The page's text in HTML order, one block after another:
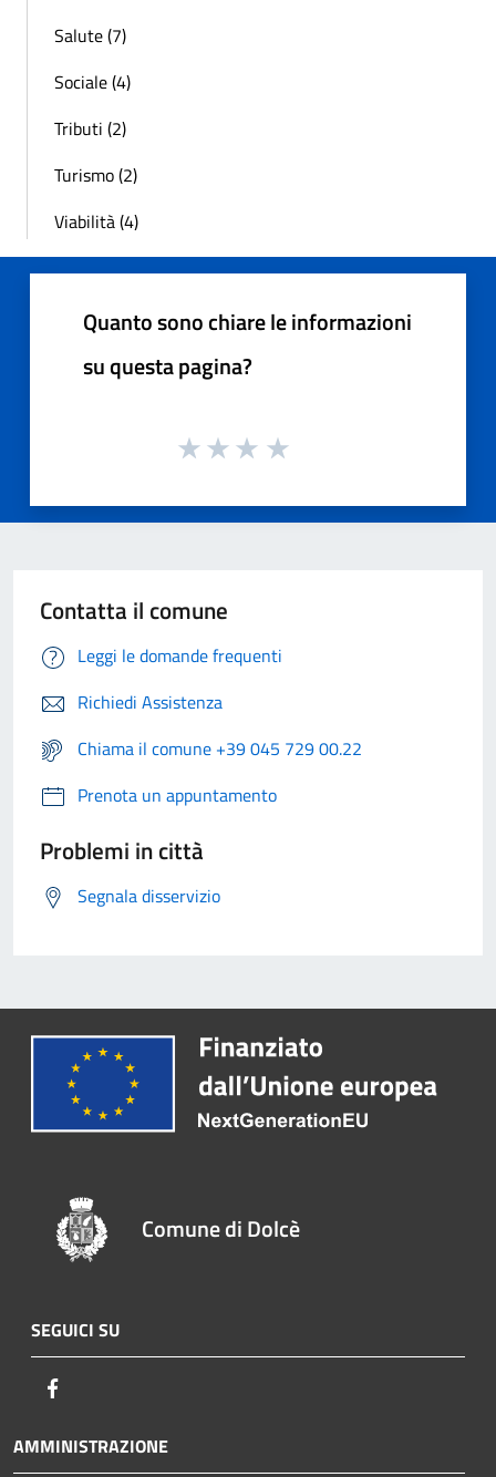
Salute (7)
Sociale (4)
Tributi (2)
Turismo (2)
Viabilità (4)
Quanto sono chiare le informazioni
su questa pagina?
Contatta il comune
Leggi le domande frequenti
Richiedi Assistenza
Chiama il comune +39 045 729 00.22
Prenota un appuntamento
Problemi in città
Segnala disservizio
Comune di Dolcè
SEGUICI SU
AMMINISTRAZIONE